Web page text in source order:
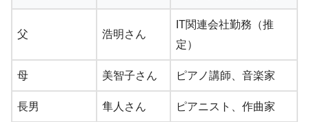
父 浩明さん
IT関連会社勤務（推
定）
母 美智子さん ピアノ講師、音楽家
長男 隼人さん ピアニスト、作曲家